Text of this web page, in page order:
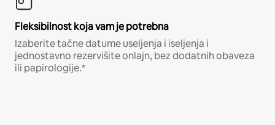
Fleksibilnost koja vam je potrebna
Izaberite tačne datume useljenja i iseljenja i
jednostavno rezervišite onlajn, bez dodatnih obaveza
ili papirologije.*